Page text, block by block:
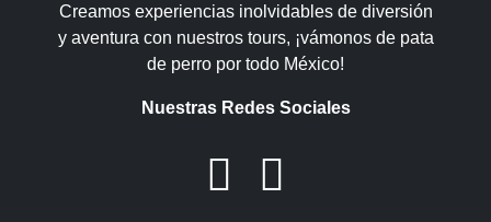
Creamos experiencias inolvidables de diversión
y aventura con nuestros tours, ¡vámonos de pata
de perro por todo México!
Nuestras Redes Sociales